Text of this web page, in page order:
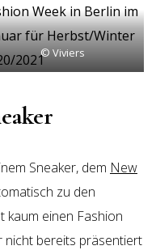
© Viviers
Sneaker, dem New
zu den
kaum einen Fashion
nicht bereits präsentiert